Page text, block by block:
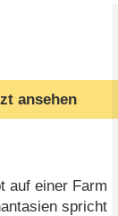
ansehen
auf einer Farm
spricht